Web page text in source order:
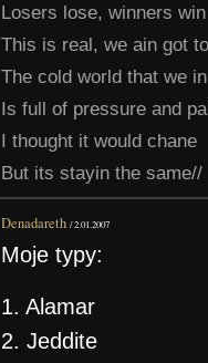
Losers lose, winners win
This is real, we ain got
The cold world that we in
Is full of pressure and
I thought it would chane
But its stayin the same//
Denadareth /2.01.2007
Moje typy:
1. Alamar
2. Jeddite